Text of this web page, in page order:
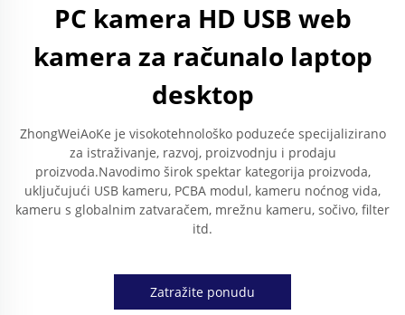
PC kamera HD USB web
kamera za računalo laptop
desktop
ZhongWeiAoKe je visokotehnološko poduzeće specijalizirano
za istraživanje, razvoj, proizvodnju i prodaju
proizvoda.Navodimo širok spektar kategorija proizvoda,
uključujući USB kameru, PCBA modul, kameru noćnog vida,
kameru s globalnim zatvaračem, mrežnu kameru, sočivo, filter
itd.
Zatražite ponudu